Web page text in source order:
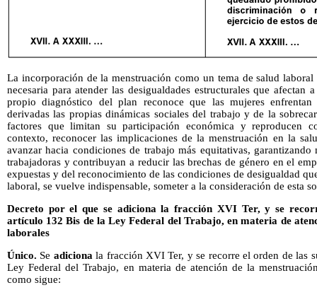
La incorporación de la menstruación como un tema de salud
necesaria para atender las desigualdades estructurales que
propio diagnóstico del plan reconoce que las mujeres
derivadas las propias dinámicas sociales del trabajo y de la
factores que limitan su participación económica y reproducen
contexto, reconocer las implicaciones de la menstruación en la
avanzar hacia condiciones de trabajo más equitativas,
trabajadoras y contribuyan a reducir las brechas de género en el
expuestas y del reconocimiento de las condiciones de desigualdad
laboral, se vuelve indispensable, someter a la consideración de esta
Decreto por el que se adiciona la fracción XVI Ter, y se
artículo 132 Bis de la Ley Federal del Trabajo, en materia de
laborales
Único. Se adiciona la fracción XVI Ter, y se recorre el orden de las
Ley Federal del Trabajo, en materia de atención de la
como sigue: